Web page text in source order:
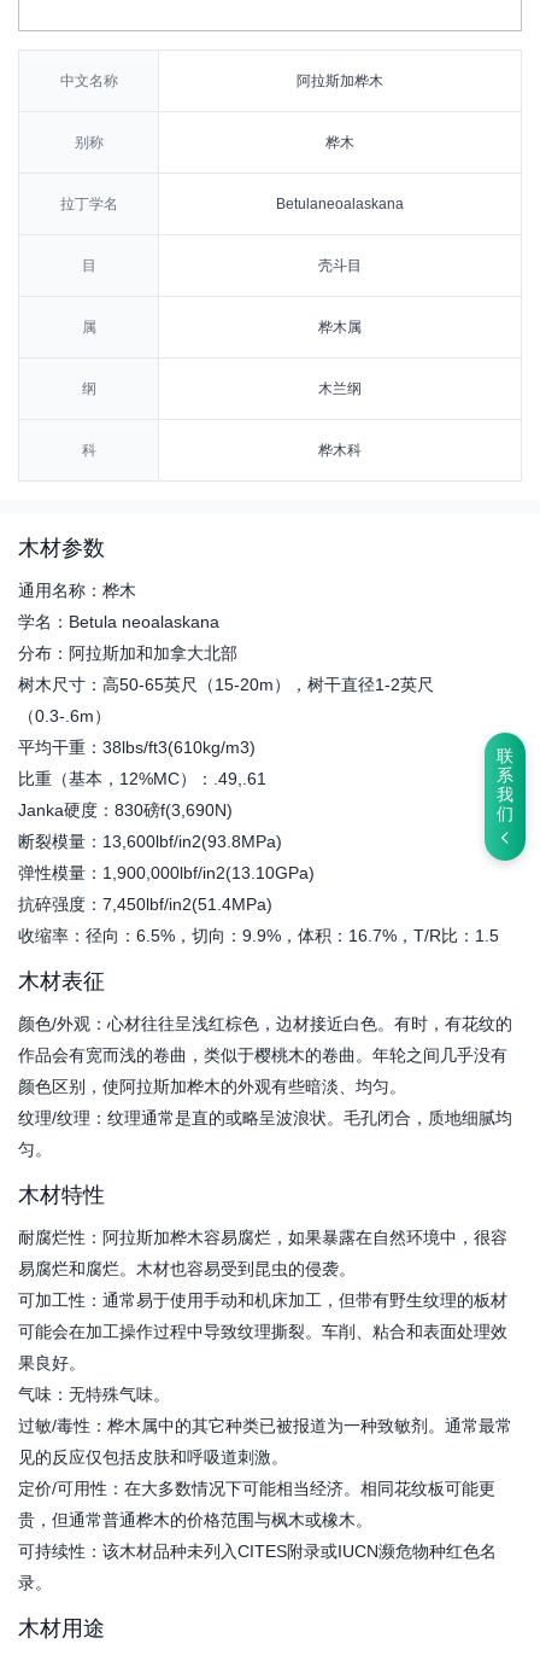
联
系
我
们
中文名称 阿拉斯加桦木
别称 桦木
拉丁学名 Betulaneoalaskana
目 壳斗目
属 桦木属
纲 木兰纲
科 桦木科
木材参数
通用名称：桦木
学名：Betula neoalaskana
分布：阿拉斯加和加拿大北部
树木尺寸：高50-65英尺（15-20m），树干直径1-2英尺
（0.3-.6m）
平均干重：38lbs/ft3(610kg/m3)
比重（基本，12%MC）：.49,.61
Janka硬度：830磅f(3,690N)
断裂模量：13,600lbf/in2(93.8MPa)
弹性模量：1,900,000lbf/in2(13.10GPa)
抗碎强度：7,450lbf/in2(51.4MPa)
收缩率：径向：6.5%，切向：9.9%，体积：16.7%，T/R比：1.5
木材表征
颜色/外观：心材往往呈浅红棕色，边材接近白色。有时，有花纹的
作品会有宽而浅的卷曲，类似于樱桃木的卷曲。年轮之间几乎没有
颜色区别，使阿拉斯加桦木的外观有些暗淡、均匀。
纹理/纹理：纹理通常是直的或略呈波浪状。毛孔闭合，质地细腻均
匀。
木材特性
耐腐烂性：阿拉斯加桦木容易腐烂，如果暴露在自然环境中，很容
易腐烂和腐烂。木材也容易受到昆虫的侵袭。
可加工性：通常易于使用手动和机床加工，但带有野生纹理的板材
可能会在加工操作过程中导致纹理撕裂。车削、粘合和表面处理效
果良好。
气味：无特殊气味。
过敏/毒性：桦木属中的其它种类已被报道为一种致敏剂。通常最常
见的反应仅包括皮肤和呼吸道刺激。
定价/可用性：在大多数情况下可能相当经济。相同花纹板可能更
贵，但通常普通桦木的价格范围与枫木或橡木。
可持续性：该木材品种未列入CITES附录或IUCN濒危物种红色名
录。
木材用途